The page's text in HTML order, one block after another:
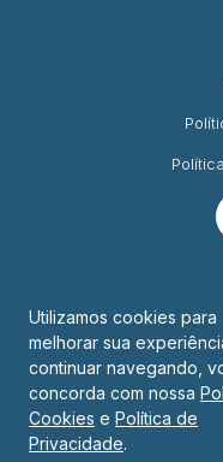
R. Padre
Utilizamos cookies para
melhorar sua
continuar navegando,
concorda com nossa
Cookies e Política de
Privacidade.